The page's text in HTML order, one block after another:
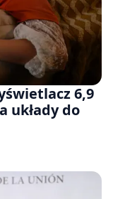
6,9
układy do